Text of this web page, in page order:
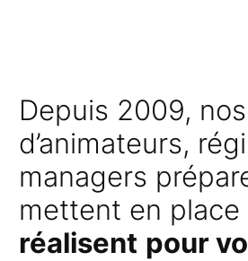
Depuis 2009,
d’animateurs,
managers
mettent en place
réalisent pour